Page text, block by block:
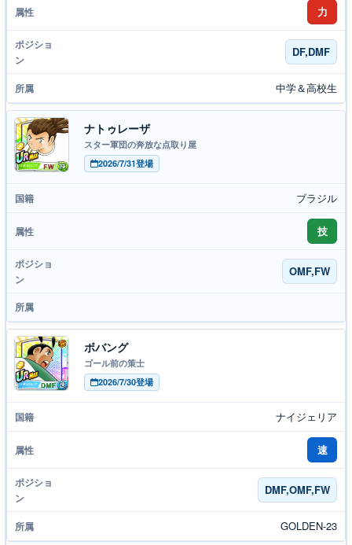
力
DF,DMF
中学＆高校生
ナトゥレーザ
スター軍団の奔放な点取り屋
2026/7/31登場
ブラジル
技
OMF,FW
ボバング
ゴール前の策士
2026/7/30登場
ナイジェリア
速
DMF,OMF,FW
GOLDEN-23